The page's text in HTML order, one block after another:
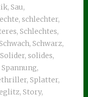
, Sau,
, schlechter,
, Schlechtes,
, Schwarz,
Solider, solides,
Spannung,
, Splatter,
, Story,